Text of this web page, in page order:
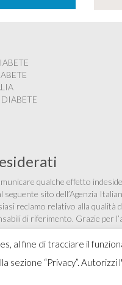
al fine di tracciare il
sezione “Privacy”.
qualche effetto
sito dell’Agenzia
reclamo relativo alla
di riferimento. Grazie per